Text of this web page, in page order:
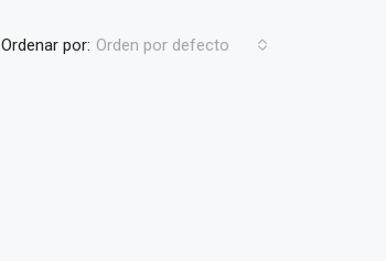
Ordenar por: Orden por defecto